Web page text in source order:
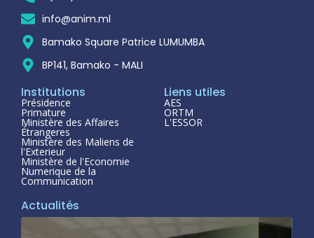
info@anim.ml
Bamako Square Patrice LUMUMBA
BP141, Bamako - MALI
Institutions
Présidence
Primature
Ministère des Affaires
Étrangeres
Ministère des Maliens de
l'Exterieur
Ministère de l'Economie
Numerique de la
Communication
Liens utiles
AES
ORTM
L'ESSOR
Actualités